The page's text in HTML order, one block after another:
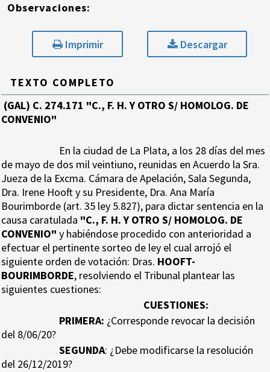
Observaciones:
Imprimir Descargar
TEXTO COMPLETO
(GAL) C. 274.171 "C., F. H. Y OTRO S/ HOMOLOG. DE
CONVENIO"
En la ciudad de La Plata, a los 28 días del mes
de mayo de dos mil veintiuno, reunidas en Acuerdo la Sra.
Jueza de la Excma. Cámara de Apelación, Sala Segunda,
Dra. Irene Hooft y su Presidente, Dra. Ana María
Bourimborde (art. 35 ley 5.827), para dictar sentencia en la
causa caratulada "C., F. H. Y OTRO S/ HOMOLOG. DE
CONVENIO" y habiéndose procedido con anterioridad a
efectuar el pertinente sorteo de ley el cual arrojó el
siguiente orden de votación: Dras. HOOFT-
BOURIMBORDE, resolviendo el Tribunal plantear las
siguientes cuestiones:
CUESTIONES:
PRIMERA: ¿Corresponde revocar la decisión
del 8/06/20?
SEGUNDA: ¿Debe modificarse la resolución
del 26/12/2019?